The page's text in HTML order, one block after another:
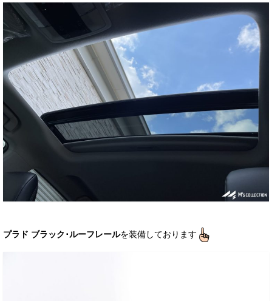
プラド ブラック･ルーフレールを装備しております